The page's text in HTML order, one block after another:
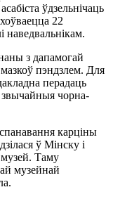
ўдзельнічаць
22
наведвальнікам.
з дапамогай
пэндзлем. Для
перадаць
звычайныя чорна-
карціны
ў Мінску і
музей. Таму
музейнай